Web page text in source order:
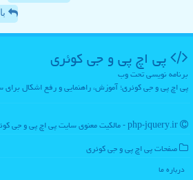
پی اچ پی و جی كوئری
برنامه نویسی تحت وب
پی اچ پی و جی کوئری؛ آموزش، راهنمایی و رفع اشکال
صفحات پی اچ پی و جی كوئری
درباره ما